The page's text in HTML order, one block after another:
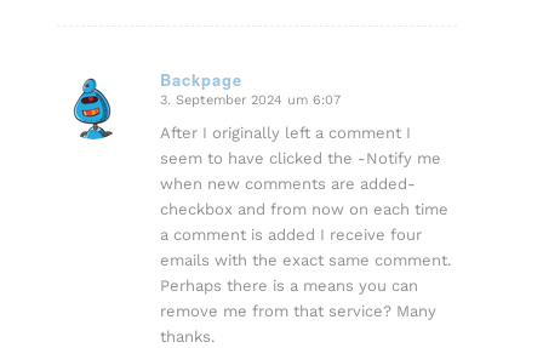
Backpage
sagte:
3. September 2024 um 6:07
After I originally left a comment I
seem to have clicked the -Notify me
when new comments are added-
checkbox and from now on each time
a comment is added I receive four
emails with the exact same comment.
Perhaps there is a means you can
remove me from that service? Many
thanks.